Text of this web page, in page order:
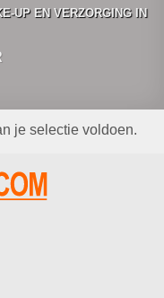
UP EN VERZORGING IN
je selectie voldoen.